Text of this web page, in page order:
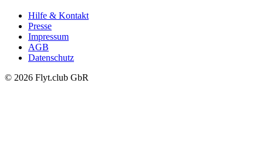
Hilfe & Kontakt
Presse
Impressum
AGB
Datenschutz
© 2026 Flyt.club GbR